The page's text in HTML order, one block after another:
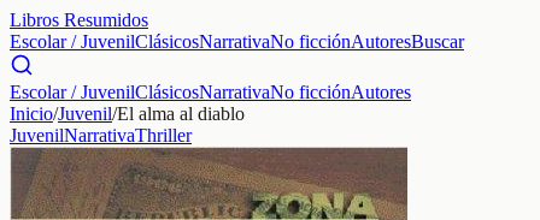
Libros Resumidos
Escolar / JuvenilClásicosNarrativaNo ficciónAutoresBuscar
Escolar / JuvenilClásicosNarrativaNo ficciónAutores
Inicio/Juvenil/El alma al diablo
JuvenilNarrativaThriller